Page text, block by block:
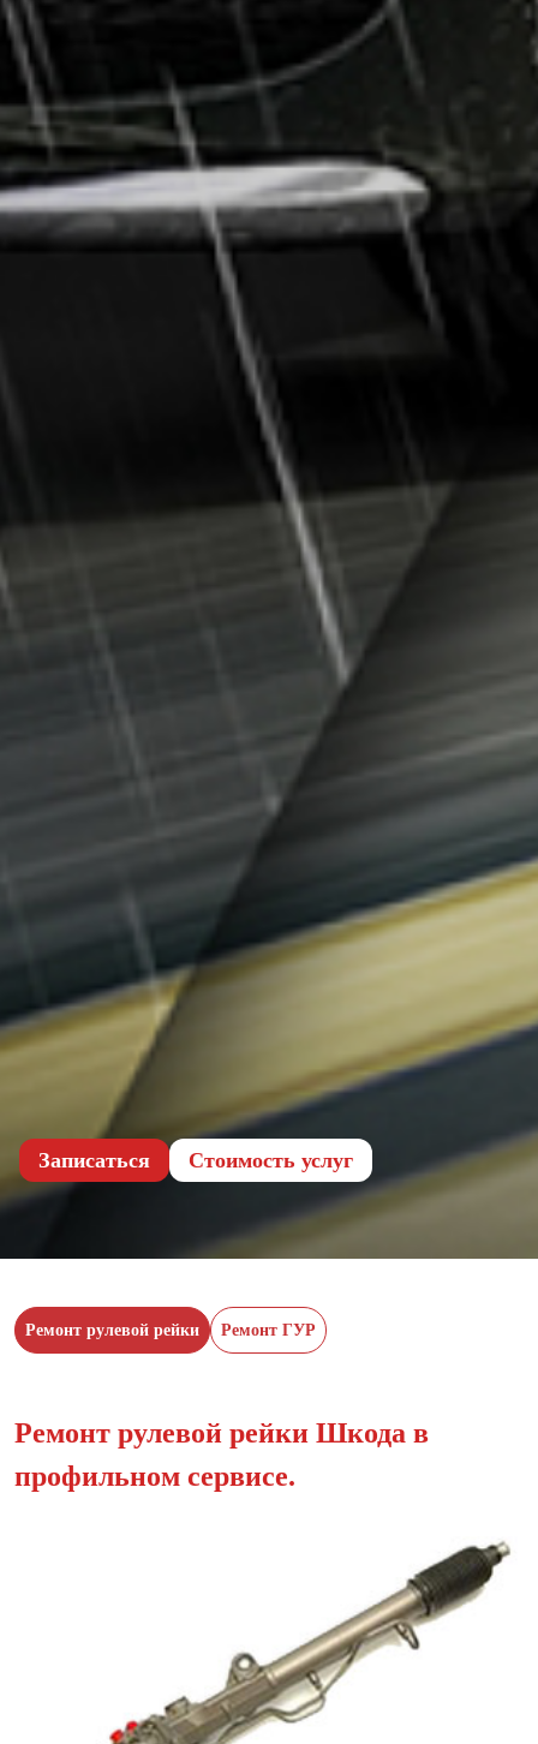
Записаться Cтоимость услуг
Ремонт рулевой рейки Ремонт ГУР
Ремонт рулевой рейки Шкода в
профильном сервисе.